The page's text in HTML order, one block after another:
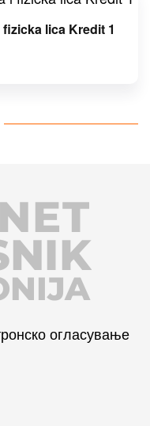
lica Kredit 1
огласување